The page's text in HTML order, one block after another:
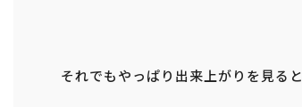
それでもやっぱり出来上がりを見る